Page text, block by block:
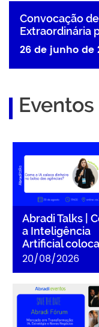
Convocação
Extraordinária
26 de junho de
Eventos
Abradi Talks |
Inteligência
dinheiro no
agências?
Abradi Talks |
a Inteligência
Artificial
20/08/2026
Abradi Fórum |
Estratégia e
Negócios